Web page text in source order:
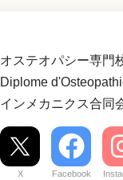
オステオパシー専門
Diplome
インメカニクス合同
X Facebook